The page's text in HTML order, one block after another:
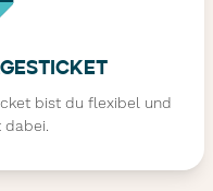
bist du flexibel und